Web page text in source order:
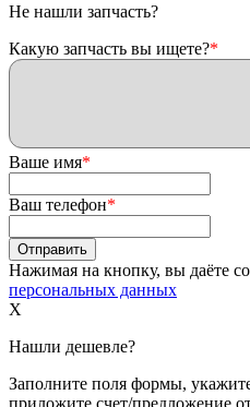
Не нашли запчасть?
Какую запчасть вы ищете?*
Ваше имя*
Ваш телефон*
Нажимая на кнопку, вы даёте
персональных данных
X
Нашли дешевле?
Заполните поля формы,
приложите счет/предложение